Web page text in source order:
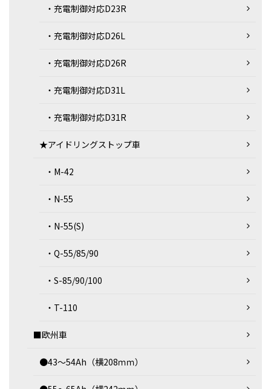
・充電制御対応D23R
・充電制御対応D26L
・充電制御対応D26R
・充電制御対応D31L
・充電制御対応D31R
★アイドリングストップ車
・M-42
・N-55
・N-55(S)
・Q-55/85/90
・S-85/90/100
・T-110
■欧州車
●43～54Ah（横208ｍｍ）